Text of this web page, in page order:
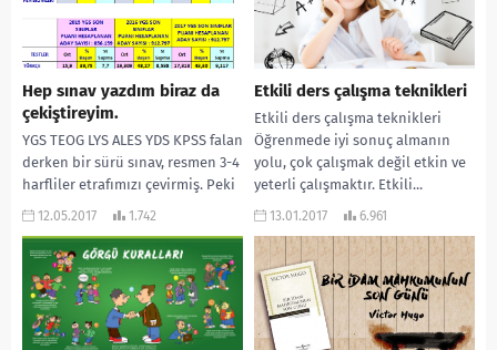
Hep sınav yazdım biraz da
çekiştireyim.
YGS TEOG LYS ALES YDS KPSS falan
derken bir sürü sınav, resmen 3-4
harfliler etrafımızı çevirmiş. Peki
hedef nedir? Neden...
12.05.2017 1.742
Etkili ders çalışma teknikleri
Etkili ders çalışma teknikleri
Öğrenmede iyi sonuç almanın
yolu, çok çalışmak değil etkin ve
yeterli çalışmaktır. Etkili...
13.01.2017 6.961